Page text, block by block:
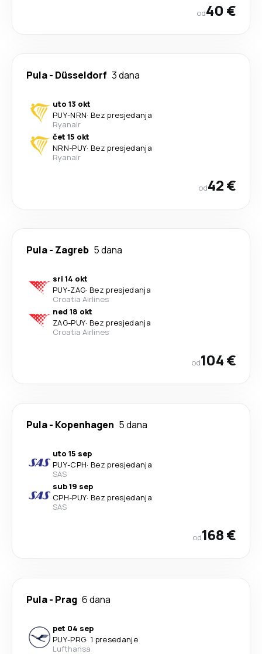
od40 €
Pula- Düsseldorf 3 dana
uto 13 okt
PUY-NRN· Bez presjedanja
Ryanair
čet 15 okt
NRN-PUY· Bez presjedanja
Ryanair
od42 €
Pula- Zagreb 5 dana
sri 14 okt
PUY-ZAG· Bez presjedanja
Croatia Airlines
ned 18 okt
ZAG-PUY· Bez presjedanja
Croatia Airlines
od104 €
Pula- Kopenhagen 5 dana
uto 15 sep
PUY-CPH· Bez presjedanja
SAS
sub 19 sep
CPH-PUY· Bez presjedanja
SAS
od168 €
Pula- Prag 6 dana
pet 04 sep
PUY-PRG· 1 presedanje
Lufthansa